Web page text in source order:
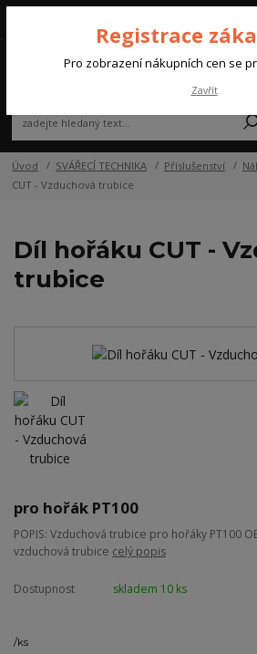
(Po-Pá, 07:00-15:30 hod.)
Úvod SVÁŘECÍ TECHNIKA Příslušenství
CUT - Vzduchová trubice
Díl hořáku CUT -
trubice
pro hořák PT100
POPIS: Vzduchová trubice pro hořáky PT100
vzduchová trubice celý popis
Dostupnost skladem 10 ks
/ks
Registrace
Pro zobrazení nákupních cen se
Zavřít